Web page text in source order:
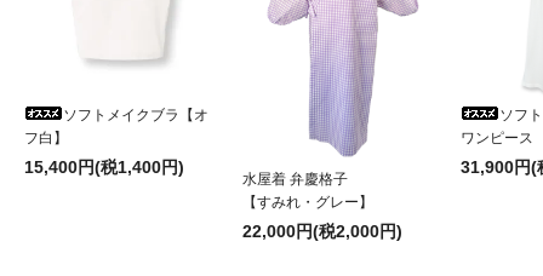
ソフトメイクブラ【オ
フ白】
15,400円(税1,400円)
水屋着 弁慶格子
【すみれ・グレー】
22,000円(税2,000円)
ソフ
ワンピース
31,900円(